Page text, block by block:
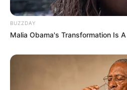
BUZZDAY
Malia Obama's Transformation Is